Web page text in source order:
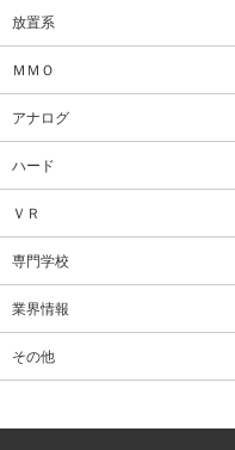
放置系
ＭＭＯ
アナログ
ハード
ＶＲ
専門学校
業界情報
その他